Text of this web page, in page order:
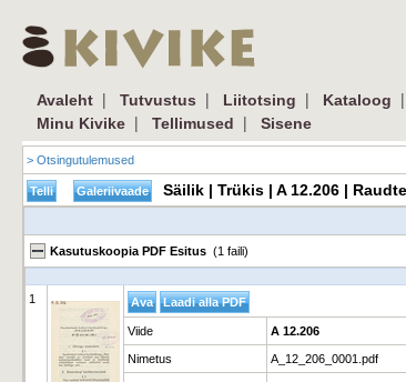
Avaleht | Tutvustus | Liitotsing | Kataloog |
Minu Kivike | Tellimused | Sisene
> Otsingutulemused
Säilik | Trükis | A 12.206 |
Kasutuskoopia PDF Esitus (1 faili)
1
Viide A 12.206
Nimetus A_12_206_0001.pdf